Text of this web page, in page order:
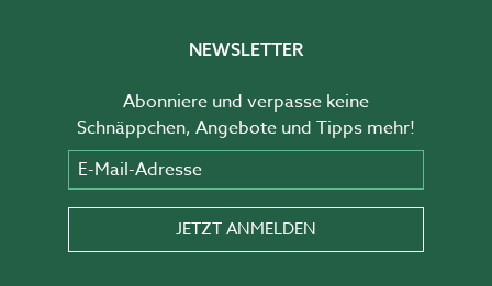
NEWSLETTER
Abonniere und verpasse keine
Schnäppchen, Angebote und Tipps mehr!
E-Mail-Adresse
JETZT ANMELDEN